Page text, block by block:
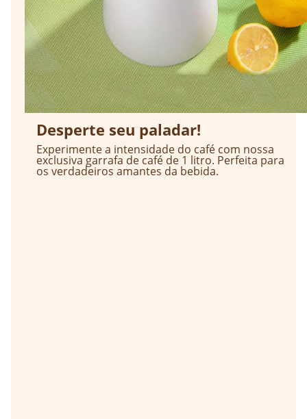
Desperte seu paladar!
Experimente a intensidade do café com nossa
exclusiva garrafa de café de 1 litro. Perfeita para
os verdadeiros amantes da bebida.